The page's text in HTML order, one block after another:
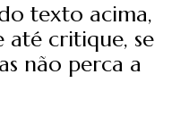
texto acima,
até critique, se
não perca a